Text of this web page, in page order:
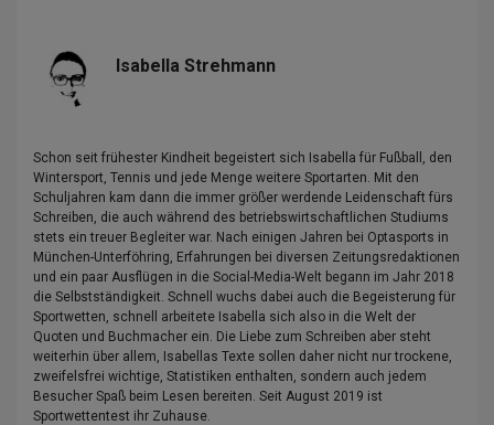
Isabella Strehmann
Schon seit frühester Kindheit begeistert sich Isabella für Fußball, den
Wintersport, Tennis und jede Menge weitere Sportarten. Mit den
Schuljahren kam dann die immer größer werdende Leidenschaft fürs
Schreiben, die auch während des betriebswirtschaftlichen Studiums
stets ein treuer Begleiter war. Nach einigen Jahren bei Optasports in
München-Unterföhring, Erfahrungen bei diversen Zeitungsredaktionen
und ein paar Ausflügen in die Social-Media-Welt begann im Jahr 2018
die Selbstständigkeit. Schnell wuchs dabei auch die Begeisterung für
Sportwetten, schnell arbeitete Isabella sich also in die Welt der
Quoten und Buchmacher ein. Die Liebe zum Schreiben aber steht
weiterhin über allem, Isabellas Texte sollen daher nicht nur trockene,
zweifelsfrei wichtige, Statistiken enthalten, sondern auch jedem
Besucher Spaß beim Lesen bereiten. Seit August 2019 ist
Sportwettentest ihr Zuhause.